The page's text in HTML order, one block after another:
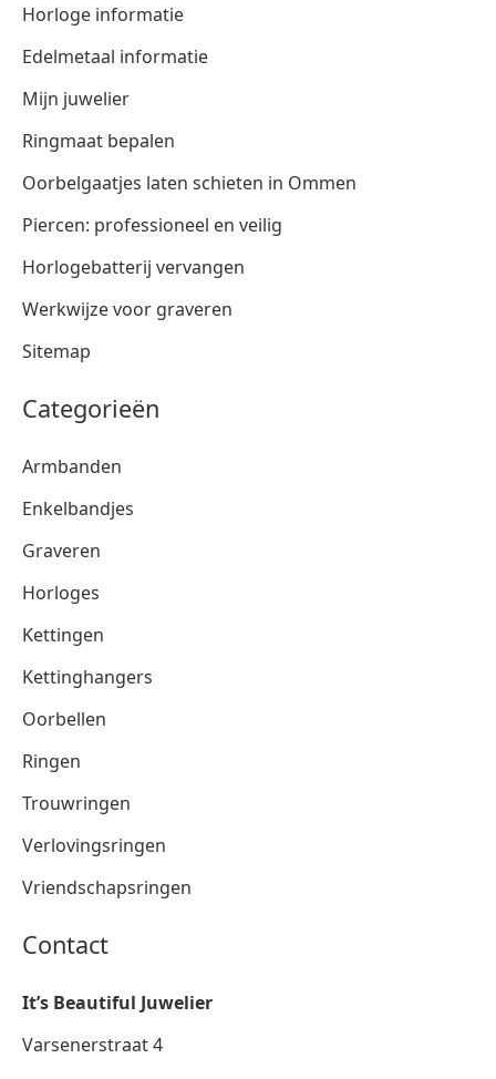
Horloge informatie
Edelmetaal informatie
Mijn juwelier
Ringmaat bepalen
Oorbelgaatjes laten schieten in Ommen
Piercen: professioneel en veilig
Horlogebatterij vervangen
Werkwijze voor graveren
Sitemap
Categorieën
Armbanden
Enkelbandjes
Graveren
Horloges
Kettingen
Kettinghangers
Oorbellen
Ringen
Trouwringen
Verlovingsringen
Vriendschapsringen
Contact
It’s Beautiful Juwelier
Varsenerstraat 4